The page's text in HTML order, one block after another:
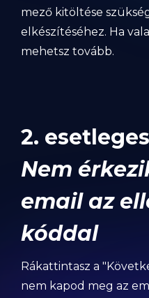
mező kitöltése
elkészítéséhez. Ha
mehetsz tovább.
2.
Nem
email az
kóddal
Rákattintasz a
nem kapod meg az